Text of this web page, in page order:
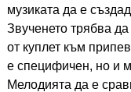
музиката да е
Звученето трябва
от куплет към
е специфичен, но и
Мелодията да е